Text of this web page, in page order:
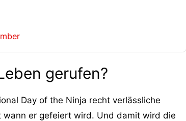
gerufen?
Day of the Ninja recht verlässliche
er gefeiert wird. Und damit wird die